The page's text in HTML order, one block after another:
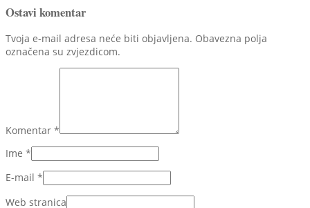
Ostavi komentar
Tvoja e-mail adresa neće biti objavljena. Obavezna polja
označena su zvjezdicom.
Komentar *
Ime *
E-mail *
Web stranica